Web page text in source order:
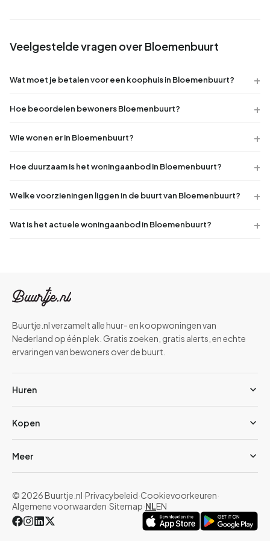
Veelgestelde vragen over Bloemenbuurt
Wat moet je betalen voor een koophuis in Bloemenbuurt?
Hoe beoordelen bewoners Bloemenbuurt?
Wie wonen er in Bloemenbuurt?
Hoe duurzaam is het woningaanbod in Bloemenbuurt?
Welke voorzieningen liggen in de buurt van Bloemenbuurt?
Wat is het actuele woningaanbod in Bloemenbuurt?
Buurtje.nl verzamelt alle huur- en koopwoningen van
Nederland op één plek. Gratis zoeken, gratis alerts, en echte
ervaringen van bewoners over de buurt.
Huren
Kopen
Meer
© 2026 Buurtje.nl·Privacybeleid·Cookievoorkeuren·
Algemene voorwaarden·Sitemap·NLEN